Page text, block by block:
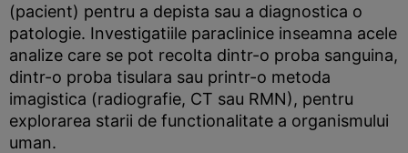
(pacient) pentru a depista sau a diagnostica o
patologie. Investigatiile paraclinice inseamna acele
analize care se pot recolta dintr-o proba sanguina,
dintr-o proba tisulara sau printr-o metoda
imagistica (radiografie, CT sau RMN), pentru
explorarea starii de functionalitate a organismului
uman.